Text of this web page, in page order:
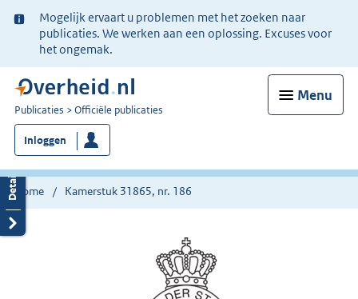
Ter
informatie:
Mogelijk ervaart u problemen met het zoeken naar
publicaties. We werken aan een oplossing. Excuses voor
het ongemak.
Menu
U
bent
nu
hier:
Publicaties Officiële publicaties
Inloggen
Home Kamerstuk 31865, nr. 186